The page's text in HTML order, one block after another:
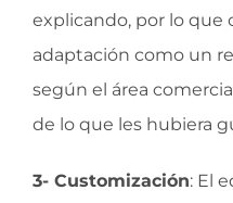
explicando, por lo que
adaptación como un
según el área
de lo que les hubiera
3- Customización: El